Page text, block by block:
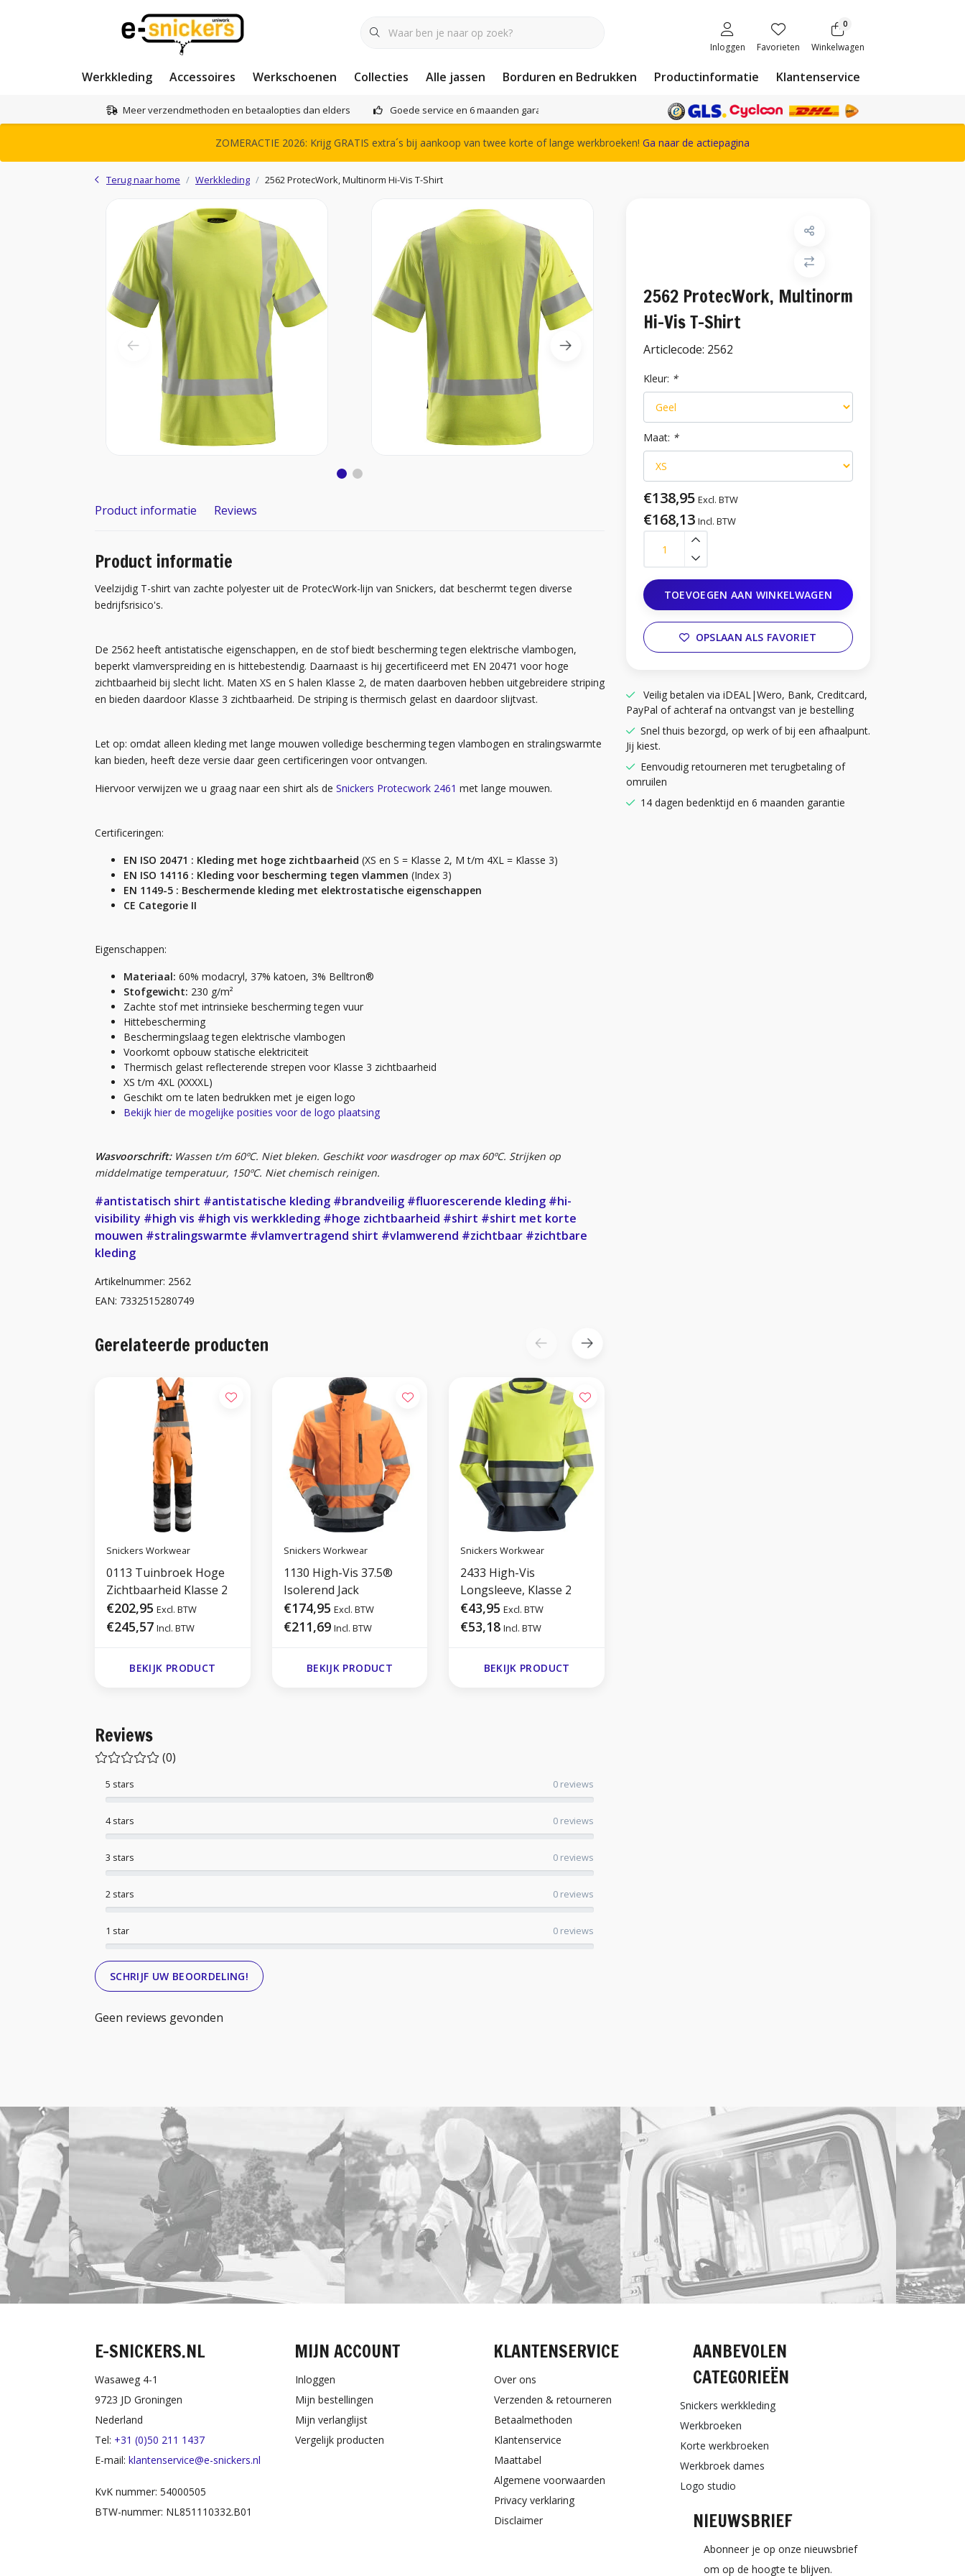
Inloggen Favorieten
0
Winkelwagen
Werkkleding Accessoires Werkschoenen Collecties Alle jassen Borduren en Bedrukken Productinformatie Klantenservice
Meer verzendmethoden en betaalopties dan elders Goede service en 6 maanden garantie Het complete Snickers Workwear assortiment
ZOMERACTIE 2026: Krijg GRATIS extra´s bij aankoop van twee korte of lange werkbroeken! Ga naar de actiepagina
Terug naar home Werkkleding 2562 ProtecWork, Multinorm Hi-Vis T-Shirt
2562 ProtecWork, Multinorm
Hi-Vis T-Shirt
Articlecode: 2562
Kleur: *
Maat: *
€138,95 Excl. BTW
€168,13 Incl. BTW
TOEVOEGEN AAN WINKELWAGEN
OPSLAAN ALS FAVORIET
Veilig betalen via iDEAL|Wero, Bank, Creditcard,
PayPal of achteraf na ontvangst van je bestelling
Snel thuis bezorgd, op werk of bij een afhaalpunt.
Jij kiest.
Eenvoudig retourneren met terugbetaling of
omruilen
14 dagen bedenktijd en 6 maanden garantie
Product informatie Reviews
Product informatie
Veelzijdig T-shirt van zachte polyester uit de ProtecWork-lijn van Snickers, dat beschermt tegen diverse
bedrijfsrisico's.
De 2562 heeft antistatische eigenschappen, en de stof biedt bescherming tegen elektrische vlambogen,
beperkt vlamverspreiding en is hittebestendig. Daarnaast is hij gecertificeerd met EN 20471 voor hoge
zichtbaarheid bij slecht licht. Maten XS en S halen Klasse 2, de maten daarboven hebben uitgebreidere striping
en bieden daardoor Klasse 3 zichtbaarheid. De striping is thermisch gelast en daardoor slijtvast.
Let op: omdat alleen kleding met lange mouwen volledige bescherming tegen vlambogen en stralingswarmte
kan bieden, heeft deze versie daar geen certificeringen voor ontvangen.
Hiervoor verwijzen we u graag naar een shirt als de Snickers Protecwork 2461 met lange mouwen.
Certificeringen:
EN ISO 20471 : Kleding met hoge zichtbaarheid (XS en S = Klasse 2, M t/m 4XL = Klasse 3)
EN ISO 14116 : Kleding voor bescherming tegen vlammen (Index 3)
EN 1149-5 : Beschermende kleding met elektrostatische eigenschappen
CE Categorie II
Eigenschappen:
Materiaal: 60% modacryl, 37% katoen, 3% Belltron®
Stofgewicht: 230 g/m²
Zachte stof met intrinsieke bescherming tegen vuur
Hittebescherming
Beschermingslaag tegen elektrische vlambogen
Voorkomt opbouw statische elektriciteit
Thermisch gelast reflecterende strepen voor Klasse 3 zichtbaarheid
XS t/m 4XL (XXXXL)
Geschikt om te laten bedrukken met je eigen logo
Bekijk hier de mogelijke posities voor de logo plaatsing
Wasvoorschrift: Wassen t/m 60ºC. Niet bleken. Geschikt voor wasdroger op max 60ºC. Strijken op
middelmatige temperatuur, 150ºC. Niet chemisch reinigen.
#antistatisch shirt #antistatische kleding #brandveilig #fluorescerende kleding #hi-
visibility #high vis #high vis werkkleding #hoge zichtbaarheid #shirt #shirt met korte
mouwen #stralingswarmte #vlamvertragend shirt #vlamwerend #zichtbaar #zichtbare
kleding
Artikelnummer: 2562
EAN: 7332515280749
Gerelateerde producten
Snickers Workwear
0113 Tuinbroek Hoge
Zichtbaarheid Klasse 2
€202,95 Excl. BTW
€245,57 Incl. BTW
BEKIJK PRODUCT
Snickers Workwear
1130 High-Vis 37.5®
Isolerend Jack
€174,95 Excl. BTW
€211,69 Incl. BTW
BEKIJK PRODUCT
Snickers Workwear
2433 High-Vis
Longsleeve, Klasse 2
€43,95 Excl. BTW
€53,18 Incl. BTW
BEKIJK PRODUCT
Reviews
(0)
1 star 0 reviews
2 stars 0 reviews
3 stars 0 reviews
4 stars 0 reviews
5 stars 0 reviews
SCHRIJF UW BEOORDELING!
Geen reviews gevonden
E-SNICKERS.NL
Wasaweg 4-1
9723 JD Groningen
Nederland
Tel: +31 (0)50 211 1437
E-mail: klantenservice@e-snickers.nl
KvK nummer: 54000505
BTW-nummer: NL851110332.B01
MIJN ACCOUNT
Inloggen
Mijn bestellingen
Mijn verlanglijst
Vergelijk producten
KLANTENSERVICE
Over ons
Verzenden & retourneren
Betaalmethoden
Klantenservice
Maattabel
Algemene voorwaarden
Privacy verklaring
Disclaimer
AANBEVOLEN
CATEGORIEËN
Snickers werkkleding
Werkbroeken
Korte werkbroeken
Werkbroek dames
Logo studio
NIEUWSBRIEF
Abonneer je op onze nieuwsbrief
om op de hoogte te blijven.